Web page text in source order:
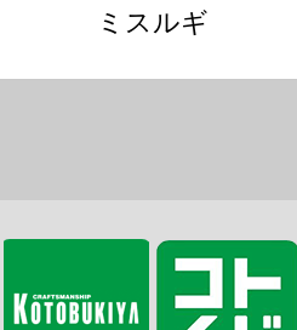
ミスルギ